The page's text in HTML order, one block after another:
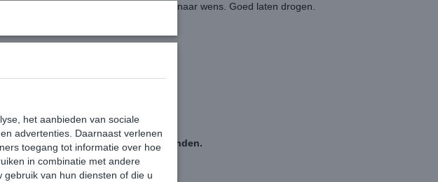
haar en style vervolgens naar wens. Goed laten drogen.
verzendkosten.
voor 16:00 besteld, zelfde dag verzonden.
klanten geven ons een 9+.
het aanbieden van sociale
advertenties. Daarnaast verlenen
toegang tot informatie over hoe
in combinatie met andere
van hun diensten of die u